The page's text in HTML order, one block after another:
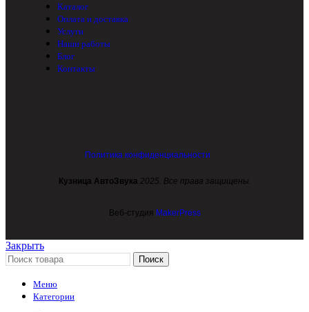
Каталог
Оплата и доставка
Услуги
Наши работы
Блог
Контакты
Политика конфиденциальности
Кузница АвтоЗвука 2025. Все права защищены.
Веб-студия MakerPress
Закрыть
Поиск
Меню
Категории